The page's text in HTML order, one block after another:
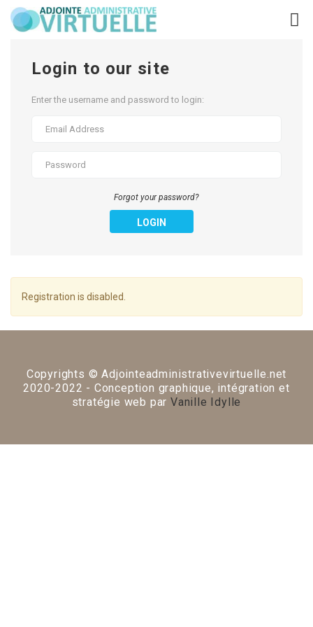
Login to our site
Enter the username and password to login:
Forgot your password?
LOGIN
Registration is disabled.
Copyrights © Adjointeadministrativevirtuelle.net
2020-2022 - Conception graphique, intégration et
stratégie web parVanille Idylle